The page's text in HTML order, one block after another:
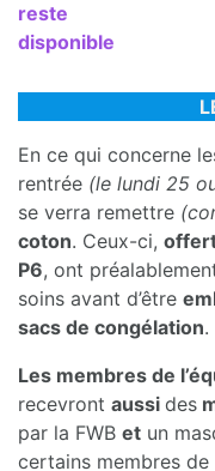
reste
disponible
En ce qui concerne
rentrée (le lundi 25
se verra remettre
coton. Ceux-ci,
P6, ont
soins avant d’être
sacs de congélation.
Les membres de
recevront aussi des
par la FWB et un
certains membres